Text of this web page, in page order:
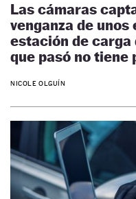
Las cámaras
venganza de unos
estación de
que pasó no tiene
NICOLE OLGUÍN